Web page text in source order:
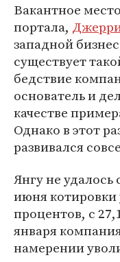
Вакантное
портала,
западной
существует
бедствие
основатель и
качестве
Однако в этот
развивался
Янгу не удалось
июня котировки
процентов, с
января
намерении